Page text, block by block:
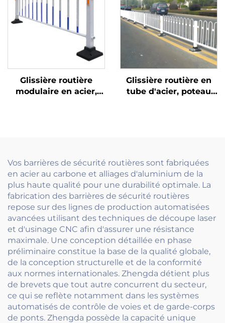
de surface, fabriquées
en acier
Glissière routière
modulaire en acier,
installer et à déplacer
Glissière routière en
tube d'acier, poteau
Vos barrières de sécurité routières sont fabriquées
en acier au carbone et alliages d'aluminium de la
plus haute qualité pour une durabilité optimale. La
fabrication des barrières de sécurité routières
repose sur des lignes de production automatisées
avancées utilisant des techniques de découpe laser
et d'usinage CNC afin d'assurer une résistance
maximale. Une conception détaillée en phase
préliminaire constitue la base de la qualité globale,
de la conception structurelle et de la conformité
aux normes internationales. Zhengda détient plus
de brevets que tout autre concurrent du secteur,
ce qui se reflète notamment dans les systèmes
automatisés de contrôle de voies et de garde-corps
de ponts. Zhengda possède la capacité unique